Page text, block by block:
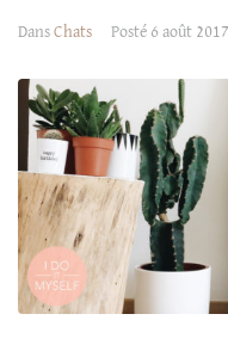
Dans Chats Posté 6 août 2017